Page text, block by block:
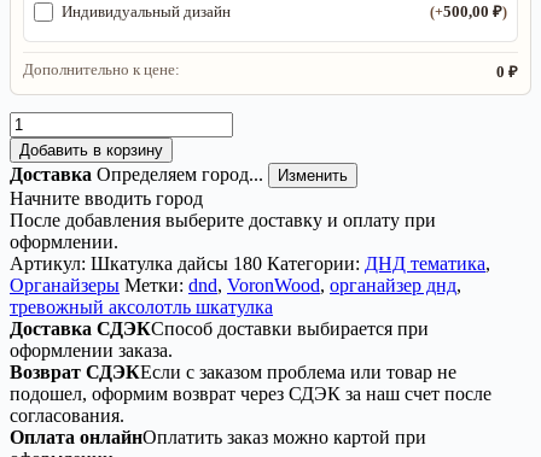
Индивидуальный дизайн (+500,00 ₽)
Дополнительно к цене: 0 ₽
Количество
товара
Органайзер
ДнД
«Тревожный
аксолотль
Шкатулка»
—
дерево
Добавить в корзину
Доставка Определяем город... Изменить
Начните вводить город
После добавления выберите доставку и оплату при
оформлении.
Артикул: Шкатулка дайсы 180 Категории: ДНД тематика,
Органайзеры Метки: dnd, VoronWood, органайзер днд,
тревожный аксолотль шкатулка
Доставка СДЭКСпособ доставки выбирается при
оформлении заказа.
Возврат СДЭКЕсли с заказом проблема или товар не
подошел, оформим возврат через СДЭК за наш счет после
согласования.
Оплата онлайнОплатить заказ можно картой при